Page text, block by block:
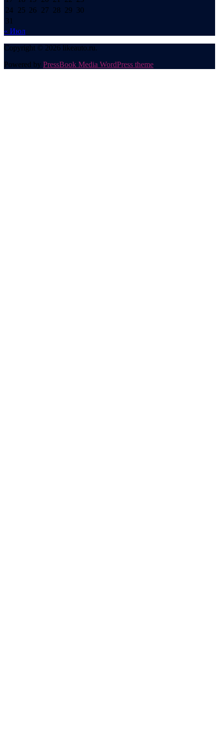
24 25 26 27 28 29 30
31
« Июл
Copyright © 2026 likeauto.ru.
Powered by PressBook Media WordPress theme